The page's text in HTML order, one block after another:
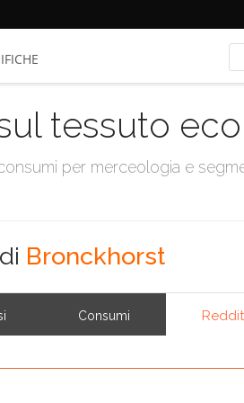
tessuto
per merceologia e
Bronckhorst
Consumi